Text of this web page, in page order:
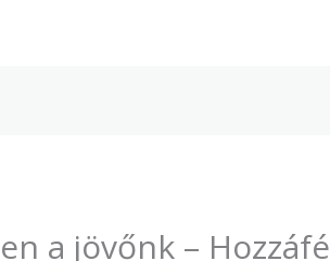
a jövőnk –